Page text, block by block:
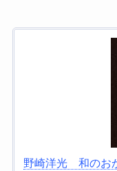
野崎洋光 和のお